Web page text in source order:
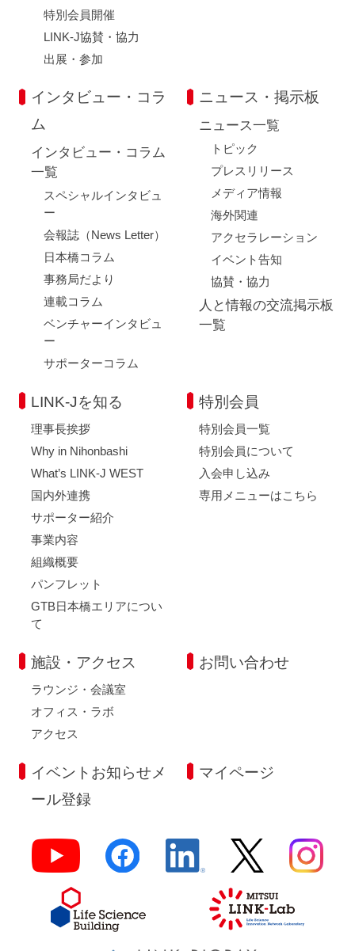
特別会員開催
LINK-J協賛・協力
出展・参加
インタビュー・コラ
ム
インタビュー・コラム
一覧
スペシャルインタビュ
ー
会報誌（News Letter）
日本橋コラム
事務局だより
連載コラム
ベンチャーインタビュ
ー
サポーターコラム
ニュース・掲示板
ニュース一覧
トピック
プレスリリース
メディア情報
海外関連
アクセラレーション
イベント告知
協賛・協力
人と情報の交流掲示板
一覧
LINK-Jを知る
理事長挨拶
Why in Nihonbashi
What’s LINK-J WEST
国内外連携
サポーター紹介
事業内容
組織概要
パンフレット
GTB日本橋エリアについ
て
特別会員
特別会員一覧
特別会員について
入会申し込み
専用メニューはこちら
施設・アクセス
ラウンジ・会議室
オフィス・ラボ
アクセス
お問い合わせ
イベントお知らせメ
ール登録
マイページ